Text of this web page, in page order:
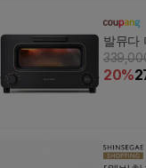
발뮤다
20%